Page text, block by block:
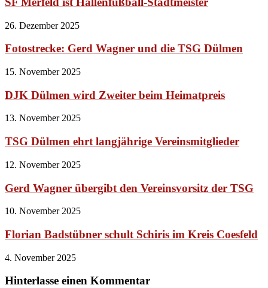
26. Dezember 2025
Fotostrecke: Gerd Wagner und die TSG Dülmen
15. November 2025
DJK Dülmen wird Zweiter beim Heimatpreis
13. November 2025
TSG Dülmen ehrt langjährige Vereinsmitglieder
12. November 2025
Gerd Wagner übergibt den Vereinsvorsitz der TSG
10. November 2025
Florian Badstübner schult Schiris im Kreis Coesfeld
4. November 2025
Hinterlasse einen Kommentar